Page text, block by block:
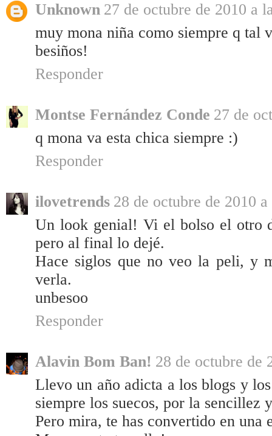
Unknown 27 de octubre de 2010 a
muy mona niña como siempre q tal
besiños!
Responder
Montse Fernández Conde 27 de
q mona va esta chica siempre :)
Responder
ilovetrends 28 de octubre de 2010
Un look genial! Vi el bolso el otro
pero al final lo dejé.
Hace siglos que no veo la peli, y
verla.
unbesoo
Responder
Alavin Bom Ban! 28 de octubre de
Llevo un año adicta a los blogs y
siempre los suecos, por la sencillez
Pero mira, te has convertido en una